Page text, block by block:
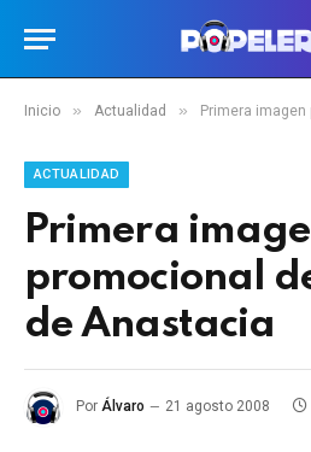
Inicio » Actualidad » Primera imagen
ACTUALIDAD
Primera
promocional
de Anastacia
Por Álvaro 21 agosto 2008